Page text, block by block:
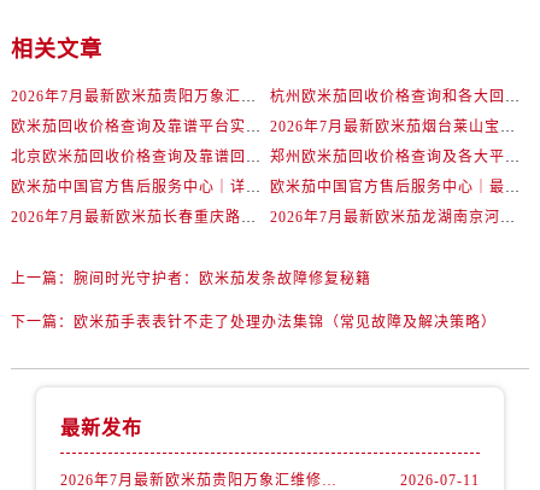
北京市东城区东长安街1号王府井东方广场W3座6层602室欧米茄售后服务中心（需提前预约）
河北省保定市竞秀区朝阳北大街北国先天下欧米茄售后服务中心（需提前预约）
内蒙古自治区阿拉善盟市左旗土尔扈特大街欧米茄售后服务中心（需提前预约）
内蒙古自治区通辽市科尔沁区明仁大街欧米茄售后服务中心（需提前预约）
相关文章
2026年7月最新欧米茄贵阳万象汇维修保养服务电话
杭州欧米茄回收价格查询和各大回收平台实测排行（2026年7月最新数据）
欧米茄回收价格查询及靠谱平台实测排行(2026年7月最新)
2026年7月最新欧米茄烟台莱山宝龙广场维修保养服务电话
北京欧米茄回收价格查询及靠谱回收平台实测排行（2026年7月最新数据）
郑州欧米茄回收价格查询及各大平台实测排行(2026年7月最新数据)
欧米茄中国官方售后服务中心｜详细地址与售后电话权威信息通知（2026年7月最新）
欧米茄中国官方售后服务中心｜最新维修地址及官方电话权威信息通告（2026年7月最新）
2026年7月最新欧米茄长春重庆路万达广场维修保养服务电话
2026年7月最新欧米茄龙湖南京河西天街维修保养服务电话
上一篇： 腕间时光守护者：欧米茄发条故障修复秘籍
下一篇： 欧米茄手表表针不走了处理办法集锦（常见故障及解决策略）
最新发布
2026年7月最新欧米茄贵阳万象汇维修保养服务电话 2026-07-11